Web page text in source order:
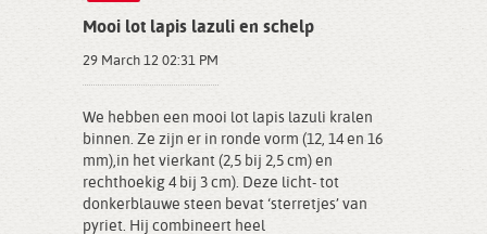
Mooi lot lapis lazuli en schelp
29 March 12 02:31 PM
We hebben een mooi lot lapis lazuli kralen
binnen. Ze zijn er in ronde vorm (12, 14 en 16
mm),in het vierkant (2,5 bij 2,5 cm) en
rechthoekig 4 bij 3 cm). Deze licht- tot
donkerblauwe steen bevat ‘sterretjes’ van
pyriet. Hij combineert heel